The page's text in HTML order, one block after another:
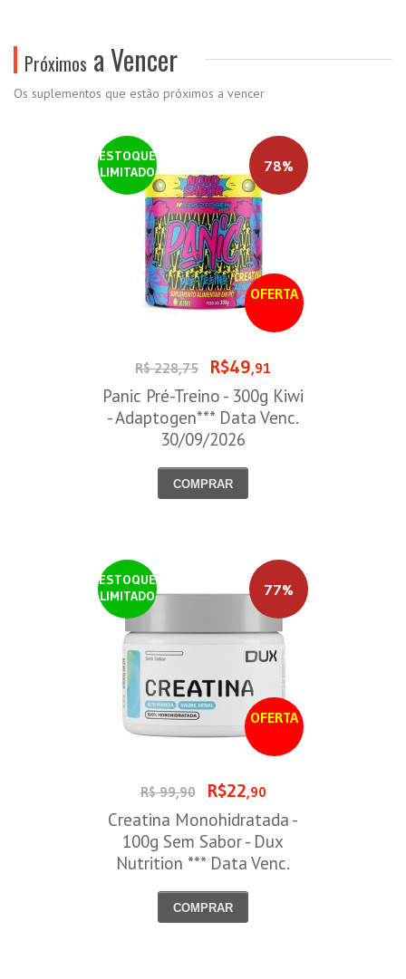
Próximos a Vencer
Os suplementos que estão próximos a vencer
ESTOQUE
LIMITADO
OFERTA
78%
R$ 228,75 R$49,91
Panic Pré-Treino - 300g Kiwi
- Adaptogen*** Data Venc.
30/09/2026
COMPRAR
ESTOQUE
LIMITADO
OFERTA
77%
R$ 99,90 R$22,90
Creatina Monohidratada -
100g Sem Sabor - Dux
Nutrition *** Data Venc.
COMPRAR